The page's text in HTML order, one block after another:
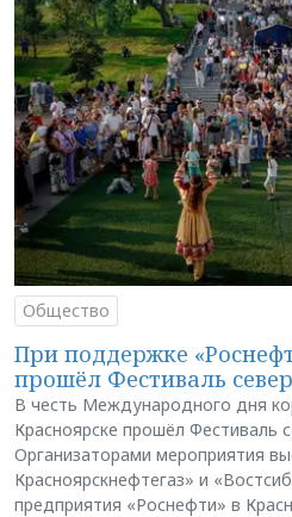
Общество
При поддержке
прошёл Фестиваль
В честь Международного дня
Красноярске прошёл Фестиваль
Организаторами мероприятия
Красноярскнефтегаз» и
предприятия «Роснефти» в